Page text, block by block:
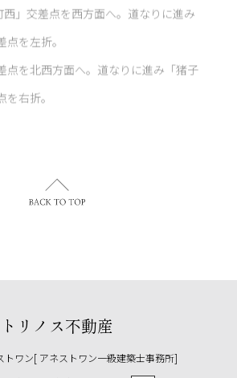
西」交差点を西方面へ。道なりに進み
点を左折。
点を北西方面へ。道なりに進み「猪子
右折。
トリノス不動産
トワン[ アネストワン一級建築士事務所]